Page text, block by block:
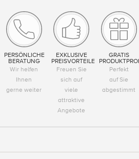
PERSÖNLICHE
BERATUNG
Wir helfen
Ihnen
gerne weiter
EXKLUSIVE
PREISVORTEILE
Freuen Sie
sich auf
viele
attraktive
Angebote
GRATIS
Perfekt
auf Sie
abgestimmt